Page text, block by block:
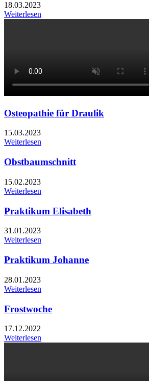
18.03.2023
Weiterlesen
Osteopathie für Draulik
15.03.2023
Weiterlesen
Obstbaumschnitt
15.02.2023
Weiterlesen
Praktikum Elisabeth
31.01.2023
Weiterlesen
Praktikum Johanne
28.01.2023
Weiterlesen
Frostwoche
17.12.2022
Weiterlesen